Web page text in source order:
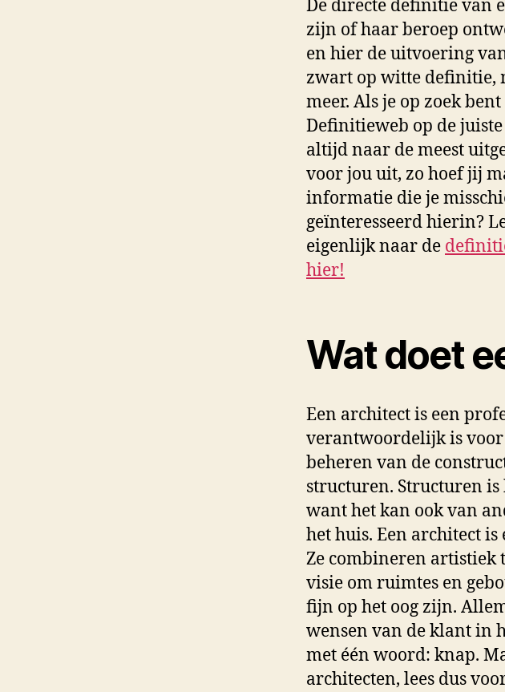
De directe definitie van
zijn of haar beroep
en hier de uitvoering
zwart op witte definitie,
meer. Als je op zoek
Definitieweb op de
altijd naar de meest
voor jou uit, zo hoef jij
informatie die je
geïnteresseerd hierin?
eigenlijk naar de
hier!
Wat doet
Een architect is een
verantwoordelijk is
beheren van de
structuren. Structuren is
want het kan ook van
het huis. Een architect
Ze combineren artistiek
visie om ruimtes en
fijn op het oog zijn.
wensen van de klant in
met één woord: knap.
architecten, lees dus